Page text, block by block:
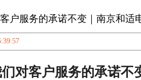
户服务的承诺不变｜南京和适
对客户服务的承诺不